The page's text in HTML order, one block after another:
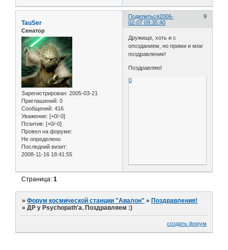
Поделиться 9
2006-
02-07 09:35:40
TauSer
Сенатор
Зарегистрирован: 2005-03-21
Приглашений: 0
Сообщений: 416
Уважение: [+0/-0]
Позитив: [+0/-0]
Провел на форуме:
Не определено
Последний визит:
2008-11-16 18:41:55
Дружище, хоть и с
опозданием, но прими и мои
поздравление!
Поздравляю!
0
Страница:1
»Форум космической станции "Авалон" » Поздравления!
»ДР у Psychopath'а. Поздравляем :)
создать форум